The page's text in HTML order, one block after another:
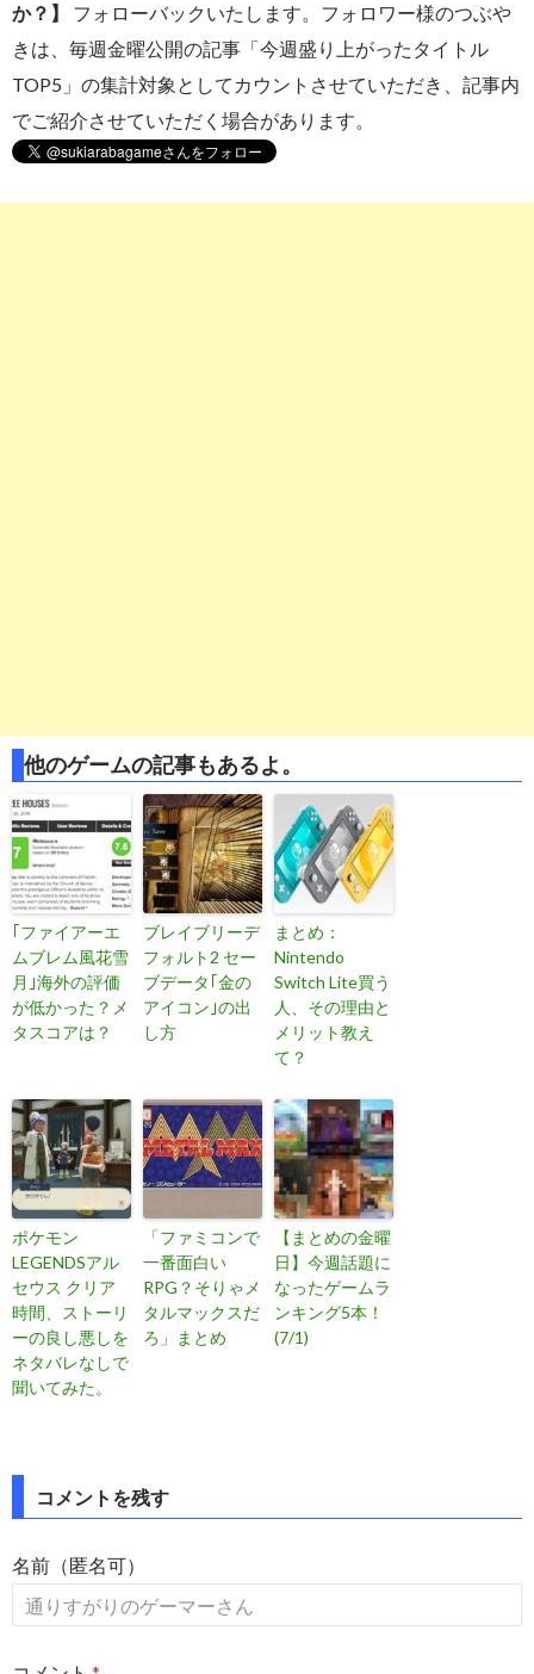
か？】
フォローバックいたします。フォロワー様のつぶや
きは、毎週金曜公開の記事「今週盛り上がったタイトル
TOP5」の集計対象としてカウントさせていただき、記事内
でご紹介させていただく場合があります。
他のゲームの記事もあるよ。
｢ファイアーエ
ムブレム風花雪
月｣海外の評価
が低かった？メ
タスコアは？
ブレイブリーデ
フォルト2 セー
ブデータ｢金の
アイコン｣の出
し方
まとめ：
Nintendo
Switch Lite買う
人、その理由と
メリット教え
て？
ポケモン
LEGENDSアル
セウス クリア
時間、ストーリ
ーの良し悪しを
ネタバレなしで
聞いてみた。
「ファミコンで
一番面白い
RPG？そりゃメ
タルマックスだ
ろ」まとめ
【まとめの金曜
日】今週話題に
なったゲームラ
ンキング5本！
(7/1)
投
ナ
ビ
ゲ
コメントを残す
名前（匿名可）